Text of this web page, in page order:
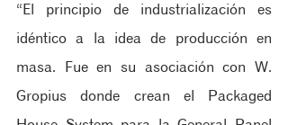
“El principio de industrialización es
idéntico a la idea de producción en
masa. Fue en su asociación con W.
Gropius donde crean el Packaged